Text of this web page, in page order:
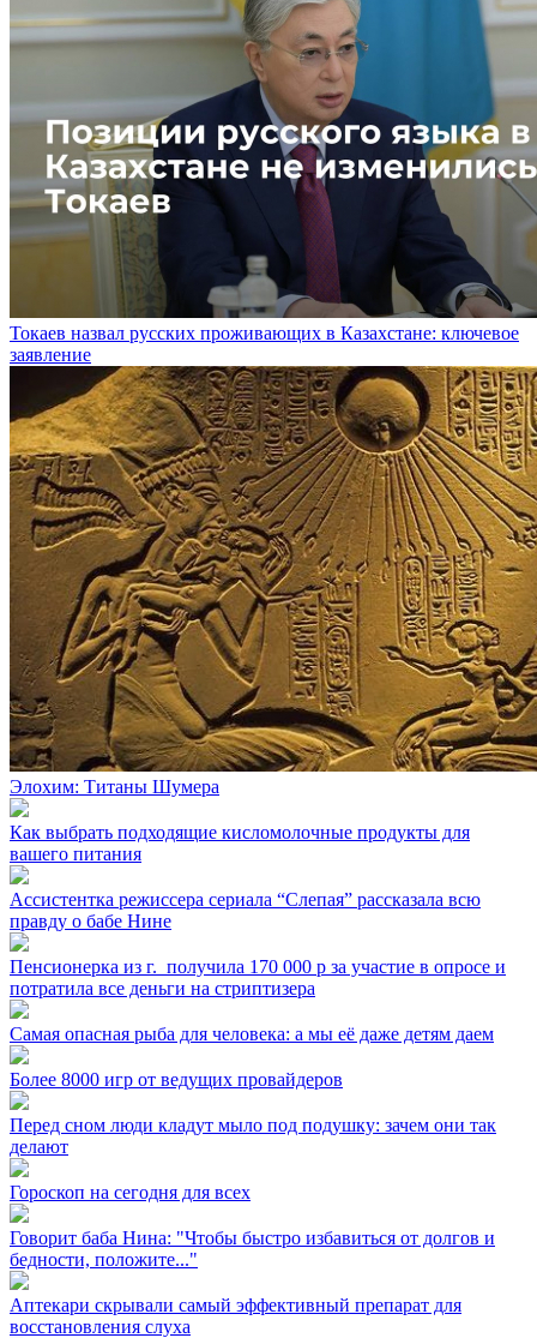
Токаев назвал русских проживающих в Казахстане: ключевое
заявление
Элохим: Титаны Шумера
Как выбрать подходящие кисломолочные продукты для
вашего питания
Ассистентка режиссера сериала “Слепая” рассказала всю
правду о бабе Нине
Пенсионерка из г. ⁣ получила 170 000 р за участие в опросе и
потратила все деньги на стриптизера
Самая опасная рыба для человека: а мы её даже детям даем
Более 8000 игр от ведущих провайдеров
Перед сном люди кладут мыло под подушку: зачем они так
делают
Гороскоп на сегодня для всех
Говорит баба Нина: "Чтобы быстро избавиться от долгов и
бедности, положите..."
Аптекари скрывали самый эффективный препарат для
восстановления слуха